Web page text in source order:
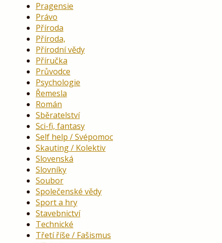
Pragensie
Právo
Příroda
Příroda,
Přírodní vědy
Příručka
Průvodce
Psychologie
Řemesla
Román
Sběratelství
Sci-fi, fantasy
Self help / Svépomoc
Skauting / Kolektiv
Slovenská
Slovníky
Soubor
Společenské vědy
Sport a hry
Stavebnictví
Technické
Třetí říše / Fašismus